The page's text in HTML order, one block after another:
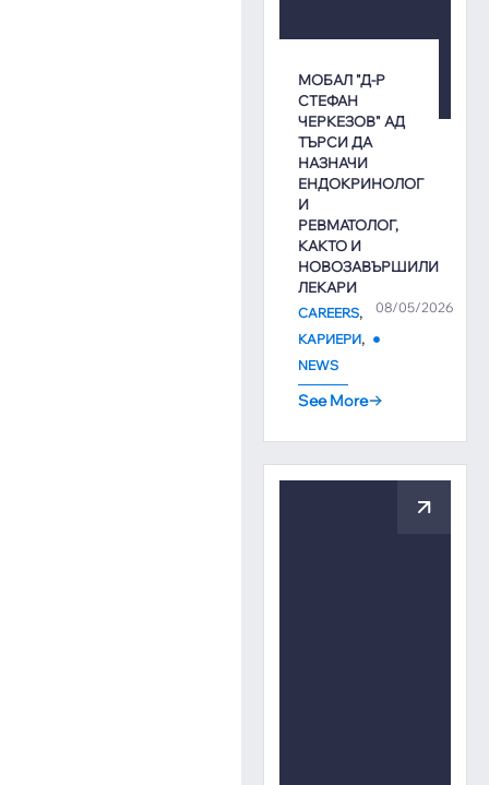
МОБАЛ "Д-Р
СТЕФАН
ЧЕРКЕЗОВ" АД
ТЪРСИ ДА
НАЗНАЧИ
ЕНДОКРИНОЛОГ
И
РЕВМАТОЛОГ,
КАКТО И
НОВОЗАВЪРШИЛИ
ЛЕКАРИ
08/05/2026
CAREERS,
КАРИЕРИ,
NEWS
See More